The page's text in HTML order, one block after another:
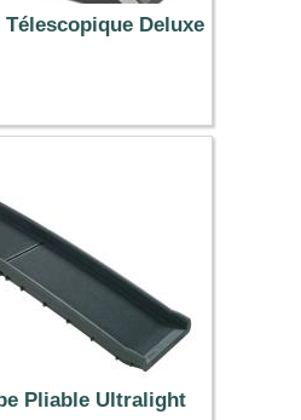
Télescopique Deluxe
€
Pliable Ultralight